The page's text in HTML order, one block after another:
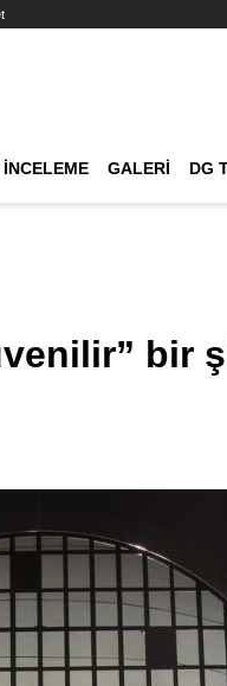
İNCELEME GALERI DG
bir